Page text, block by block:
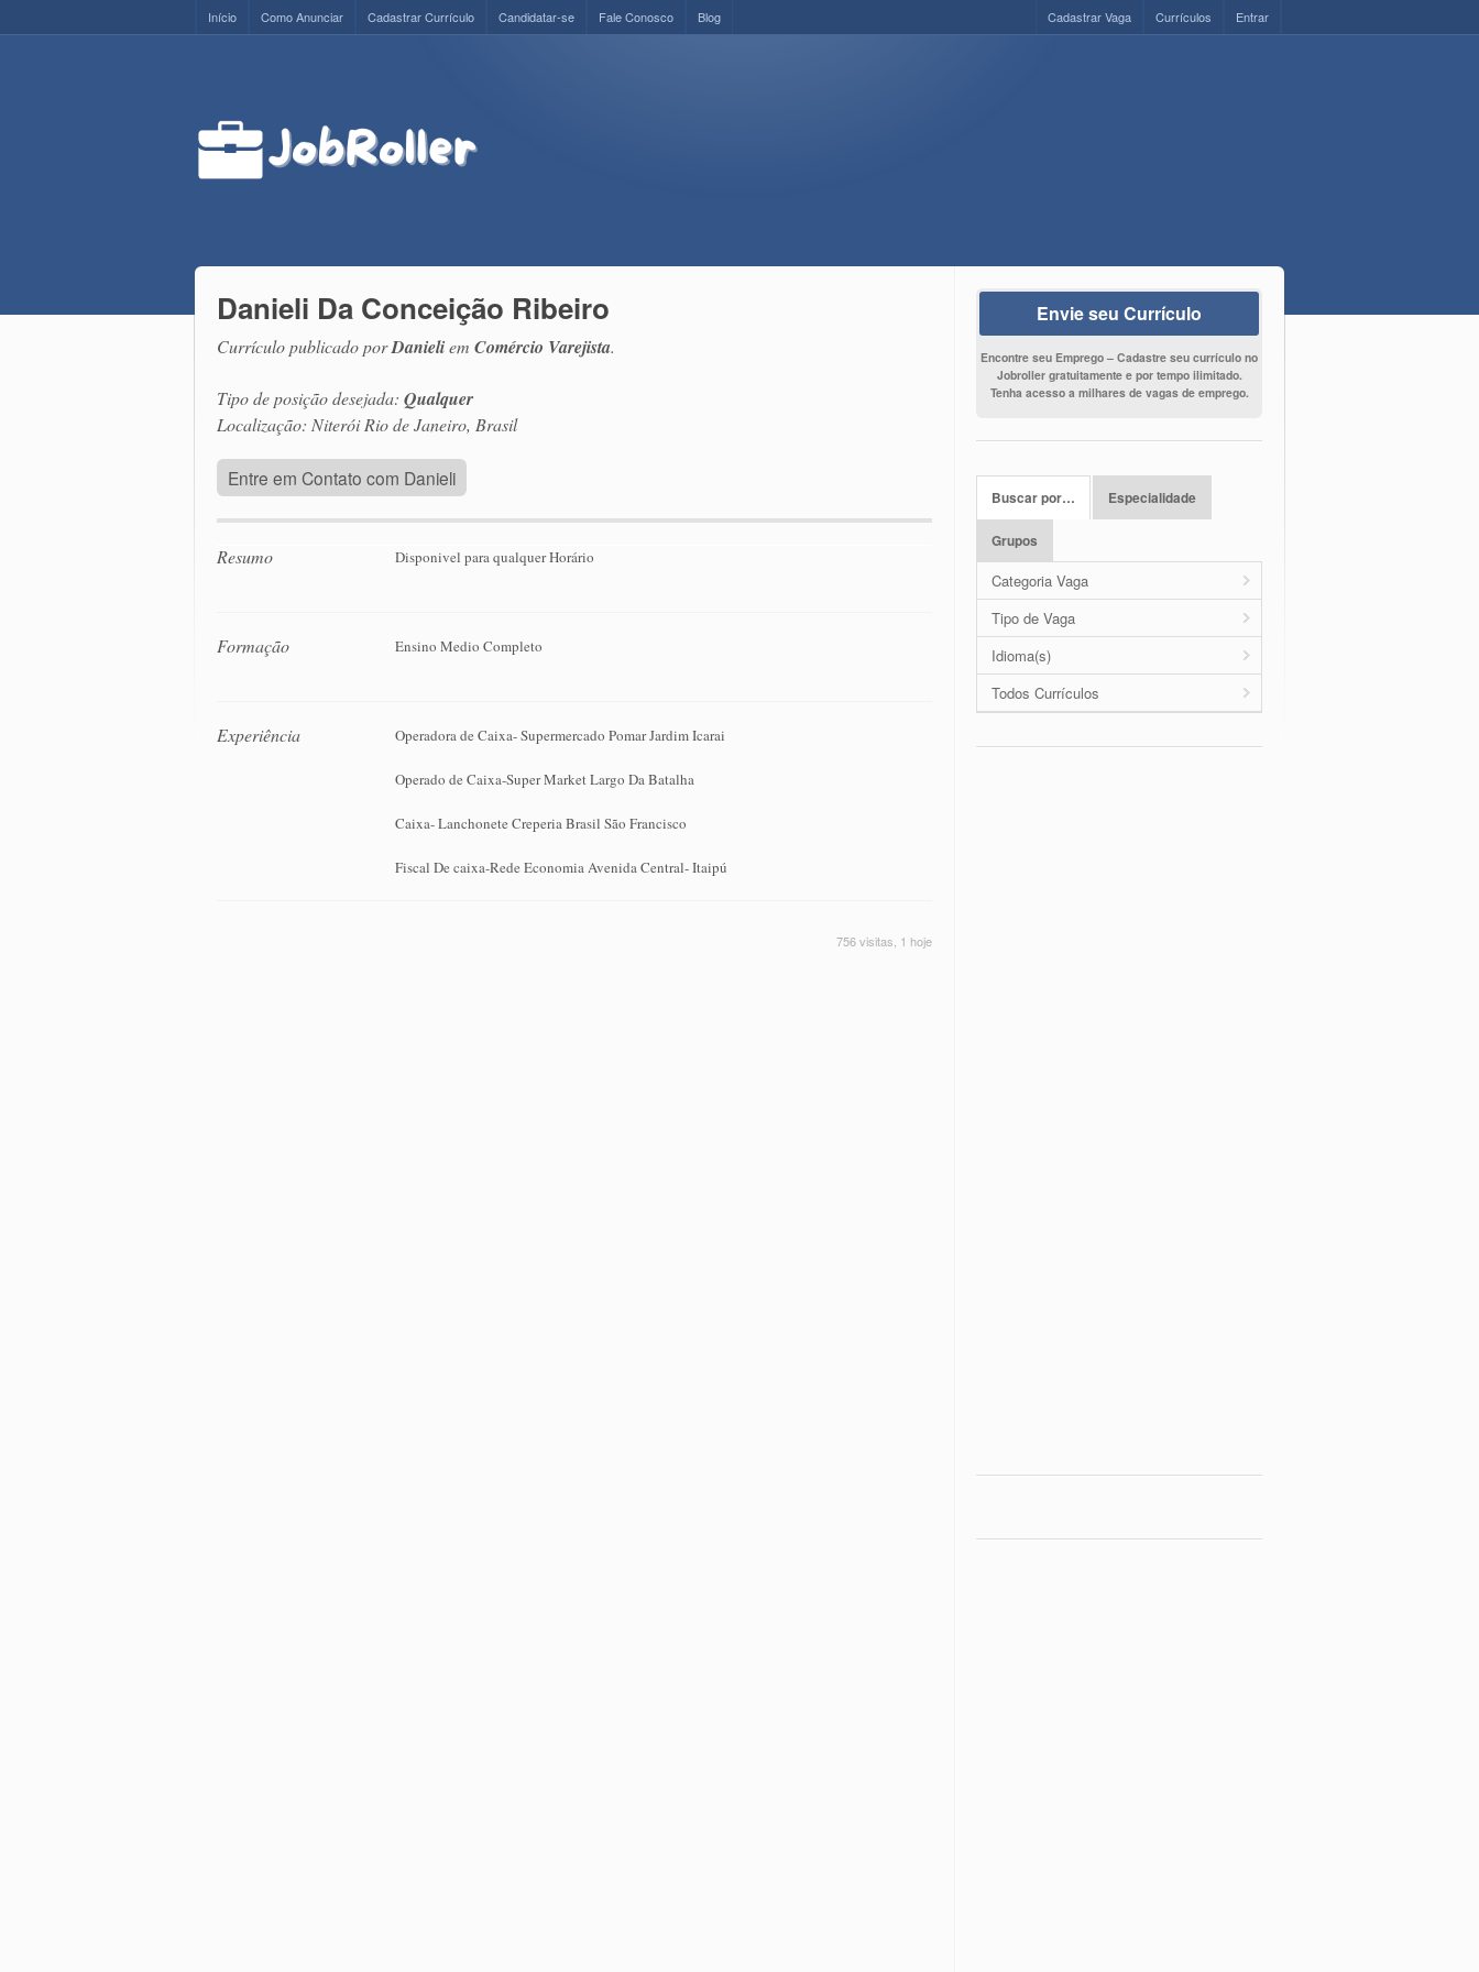
Início Como Anunciar Cadastrar Currículo Candidatar-se Fale Conosco Blog Entrar
Currículos
Cadastrar Vaga
Danieli Da Conceição Ribeiro
Currículo publicado porDanieliem Comércio Varejista.
Tipo de posição desejada: Qualquer
Localização: Niterói Rio de Janeiro, Brasil
Entre em Contato com Danieli
Resumo Disponivel para qualquer Horário
Formação Ensino Medio Completo
Experiência Operadora de Caixa- Supermercado Pomar Jardim Icarai
Operado de Caixa-Super Market Largo Da Batalha
Caixa- Lanchonete Creperia Brasil São Francisco
Fiscal De caixa-Rede Economia Avenida Central- Itaipú
756 visitas, 1 hoje
Envie seu Currículo
Encontre seu Emprego – Cadastre seu currículo no
Jobroller gratuitamente e por tempo ilimitado.
Tenha acesso a milhares de vagas de emprego.
Buscar por… Especialidade
Grupos
Categoria Vaga
Tipo de Vaga
Idioma(s)
Todos Currículos